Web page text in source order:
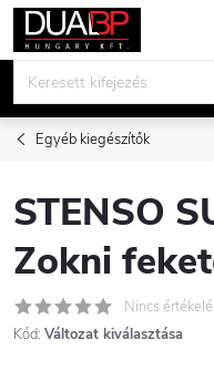
Ugrás
Egyéb kiegészítők
STENSO
Zokni
Nincs
Kód: Változat kiválasztása